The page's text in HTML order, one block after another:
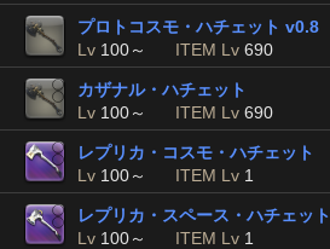
プロトコスモ・ハチェット v0.8
Lv 100～ ITEM Lv 690
カザナル・ハチェット
Lv 100～ ITEM Lv 690
レプリカ・コスモ・ハチェット
Lv 100～ ITEM Lv 1
レプリカ・スペース・ハチェット
Lv 100～ ITEM Lv 1